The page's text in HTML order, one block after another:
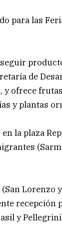
para las
de
ofrece
y plantas
la plaza
Lorenzo
recepción
y